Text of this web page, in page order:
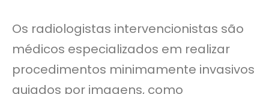
Os radiologistas intervencionistas são
médicos especializados em realizar
procedimentos minimamente invasivos
guiados por imagens, como